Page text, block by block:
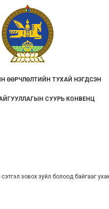
ӨӨРЧЛӨЛТИЙН ТУХАЙ НЭГДСЭН
СУУРЬ КОНВЕНЦ
сэтгэл зовох зуйл болоод байгааг